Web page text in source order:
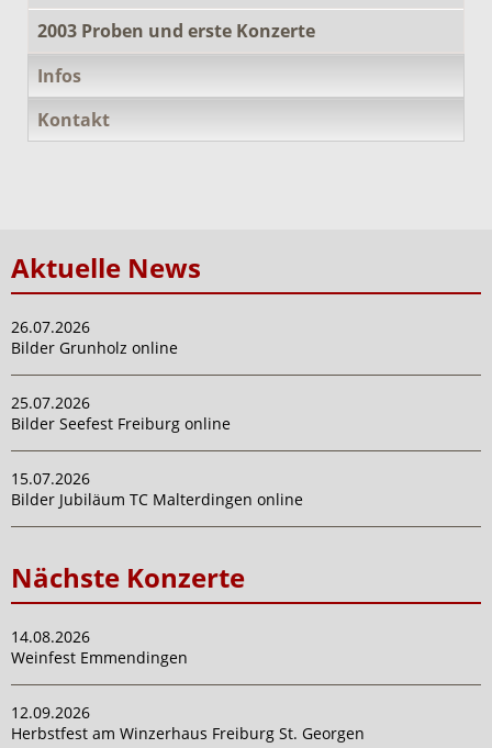
2003 Proben und erste Konzerte
Infos
Kontakt
Aktuelle News
26.07.2026
Bilder Grunholz online
25.07.2026
Bilder Seefest Freiburg online
15.07.2026
Bilder Jubiläum TC Malterdingen online
Nächste Konzerte
14.08.2026
Weinfest Emmendingen
12.09.2026
Herbstfest am Winzerhaus Freiburg St. Georgen